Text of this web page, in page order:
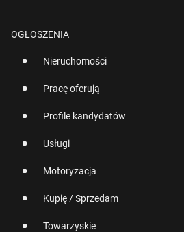
OGŁOSZENIA
Nieruchomości
Pracę oferują
Profile kandydatów
Usługi
Motoryzacja
Kupię / Sprzedam
Towarzyskie